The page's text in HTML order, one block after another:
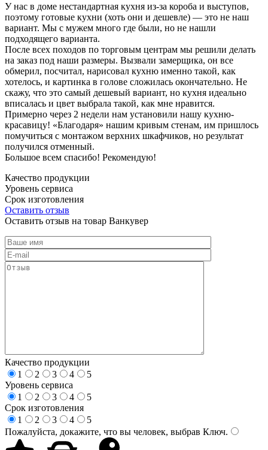
У нас в доме нестандартная кухня из-за короба и выступов,
поэтому готовые кухни (хоть они и дешевле) — это не наш
вариант. Мы с мужем много где были, но не нашли
подходящего варианта.
После всех походов по торговым центрам мы решили делать
на заказ под наши размеры. Вызвали замерщика, он все
обмерил, посчитал, нарисовал кухню именно такой, как
хотелось, и картинка в голове сложилась окончательно. Не
скажу, что это самый дешевый вариант, но кухня идеально
вписалась и цвет выбрала такой, как мне нравится.
Примерно через 2 недели нам установили нашу кухню-
красавицу! «Благодаря» нашим кривым стенам, им пришлось
помучиться с монтажом верхних шкафчиков, но результат
получился отменный.
Большое всем спасибо! Рекомендую!
Качество продукции
Уровень сервиса
Срок изготовления
Оставить отзыв
Оставить отзыв на товар Ванкувер
Качество продукции
1
2 3 4
5
Уровень сервиса
1
2 3 4
5
Срок изготовления
1
2 3 4
5
Пожалуйста, докажите, что вы человек, выбрав Ключ.